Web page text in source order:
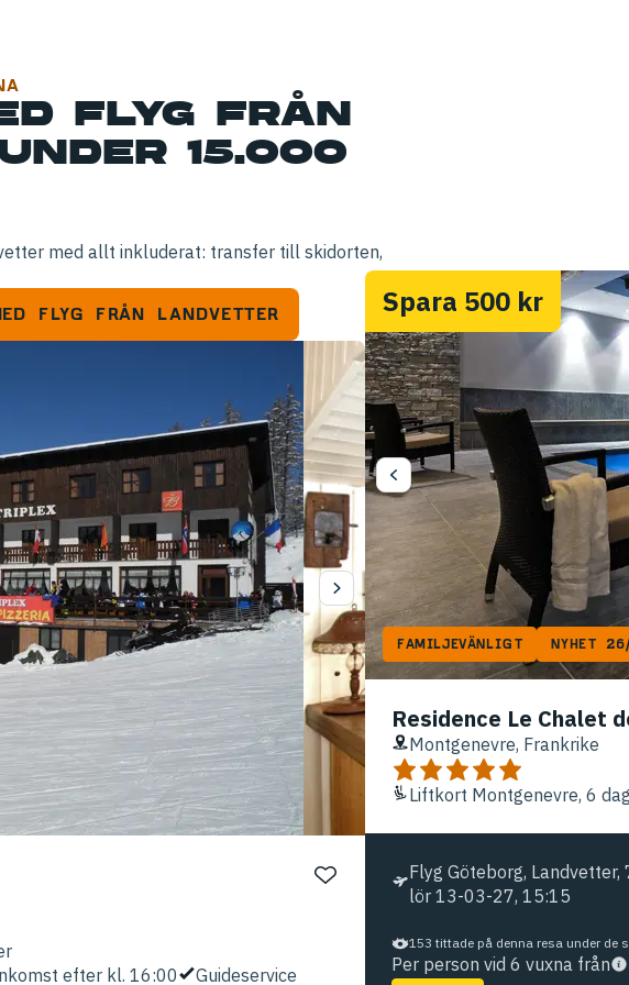
FLYG FRÅN
15.000
med allt inkluderat: transfer till skidorten,
FLYG FRÅN LANDVETTER
efter kl. 16:00
Guideservice
Spara 500 kr
FAMILJEVÄNLIGT NYHET
Residence Le Chalet
Montgenevre, Frankrike
Liftkort Montgenevre, 6
Flyg Göteborg, Landvetter,
lör 13-03-27, 15:15
153 tittade på denna resa under de
Per person vid 6 vuxna från